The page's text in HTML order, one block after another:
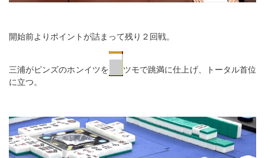
開始前よりポイントが詰まって残り２回戦。
三浦がピンズのホンイツを
ツモで跳満に仕上げ、トータル首位
に立つ。